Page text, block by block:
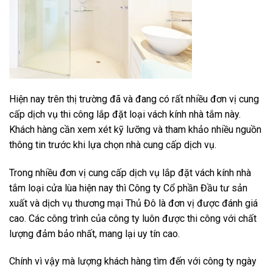
Hiện nay trên thị trường đã và đang có rất nhiều đơn vị cung
cấp dịch vụ thi công lắp đặt loại vách kính nhà tắm này.
Khách hàng cần xem xét kỹ lưỡng và tham khảo nhiều nguồn
thông tin trước khi lựa chọn nhà cung cấp dịch vụ.
Trong nhiều đơn vị cung cấp dịch vụ lắp đặt vách kính nhà
tắm loại cửa lùa hiện nay thì Công ty Cổ phần Đầu tư sản
xuất và dịch vụ thương mại Thủ Đô là đơn vị được đánh giá
cao. Các công trình của công ty luôn được thi công với chất
lượng đảm bảo nhất, mang lại uy tín cao.
Chính vì vậy mà lượng khách hàng tìm đến với công ty ngày